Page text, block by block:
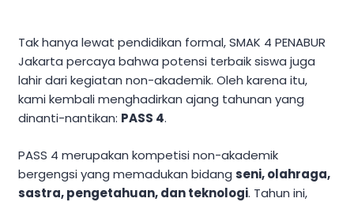
Tak hanya lewat pendidikan formal, SMAK 4 PENABUR
Jakarta percaya bahwa potensi terbaik siswa juga
lahir dari kegiatan non-akademik. Oleh karena itu,
kami kembali menghadirkan ajang tahunan yang
dinanti-nantikan: PASS 4.
PASS 4 merupakan kompetisi non-akademik
bergengsi yang memadukan bidang seni, olahraga,
sastra, pengetahuan, dan teknologi. Tahun ini,